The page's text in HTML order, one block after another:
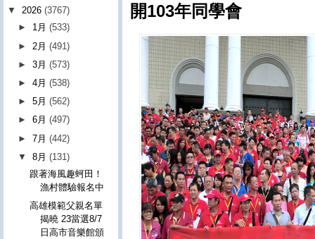
開103年同學會
▼ 2026 (3767)
► 1月(533)
► 2月(491)
►3月(573)
►4月(538)
►5月(562)
►6月(497)
►7月(442)
▼8月(131)
跟著海風趣蚵田！
漁村體驗報名中
高雄模範父親名單
揭曉 23當選8/7
日高市音樂館頒